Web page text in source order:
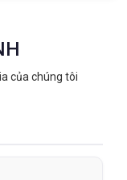
của chúng tôi